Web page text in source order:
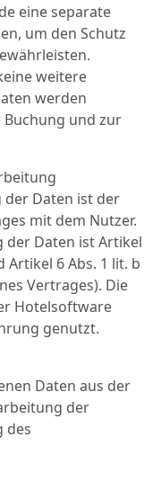
eine separate
um den Schutz
weitere
werden
und zur
Daten ist der
mit dem Nutzer.
Daten ist Artikel
Artikel 6 Abs. 1 lit. b
Vertrages). Die
Hotelsoftware
genutzt.
Daten aus der
der
des